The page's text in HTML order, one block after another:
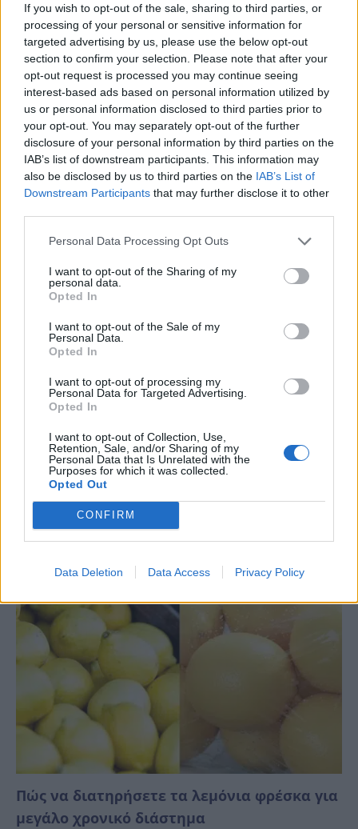
If you wish to opt-out of the sale, sharing to third parties, or
processing of your personal or sensitive information for
targeted advertising by us, please use the below opt-out
section to confirm your selection. Please note that after your
opt-out request is processed you may continue seeing
interest-based ads based on personal information utilized by
us or personal information disclosed to third parties prior to
your opt-out. You may separately opt-out of the further
disclosure of your personal information by third parties on the
IAB’s list of downstream participants. This information may
also be disclosed by us to third parties on the IAB’s List of
Downstream Participants that may further disclose it to other
Personal Data Processing Opt Outs
I want to opt-out of the Sharing of my
personal data.
Opted In
I want to opt-out of the Sale of my
Personal Data.
Opted In
I want to opt-out of processing my
Personal Data for Targeted Advertising.
Opted In
I want to opt-out of Collection, Use,
Retention, Sale, and/or Sharing of my
Personal Data that Is Unrelated with the
Purposes for which it was collected.
Opted Out
CONFIRM
Data Deletion Data Access Privacy Policy
Μάστορα – Καληφώνη: Νέα σενάρια
χωρισμού μετά τις χωριστές διακοπές και
τη σιωπή στην επέτειό τους
Εισιτήριο με 3 εuρώ φαγητό με 10 εuρώ: Το
νησί – θαύμα που επιλέγουν όσοι
προτιμούν φθηνές κι ανέμελες διακοπές
Πώς να διατηρήσετε τα λεμόνια φρέσκα για
μεγάλο χρονικό διάστημα